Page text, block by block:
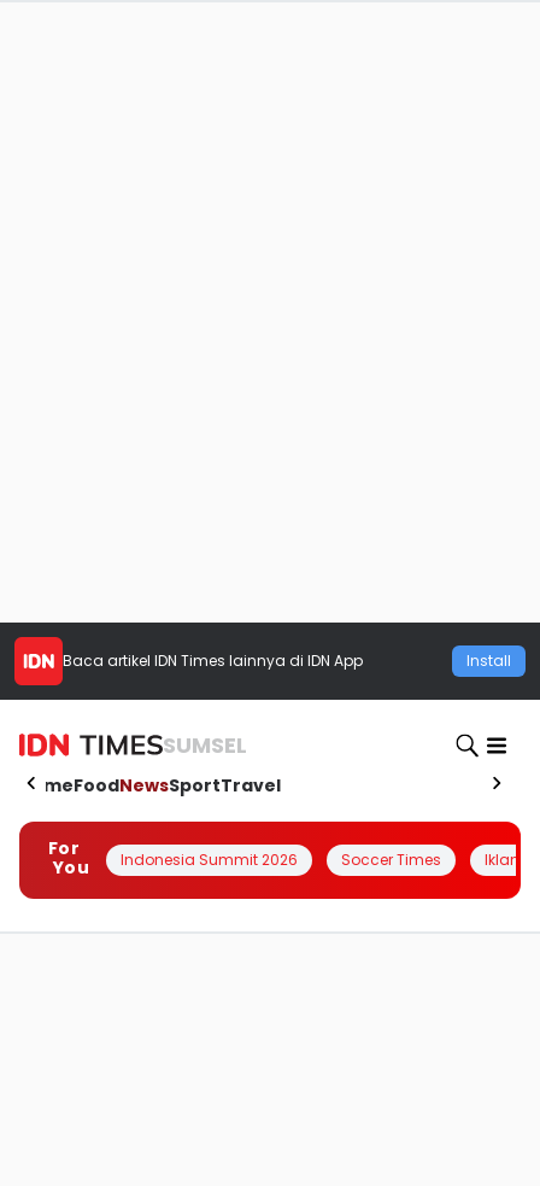
Baca artikel IDN Times lainnya di IDN App Install
SUMSEL
HomeFoodNewsSportTravel
For
You
Indonesia Summit 2026 Soccer Times Iklanin